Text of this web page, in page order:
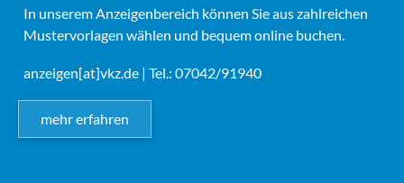
In unserem Anzeigenbereich können Sie aus zahlreichen
Mustervorlagen wählen und bequem online buchen.
anzeigen[at]vkz.de | Tel.: 07042/91940
mehr erfahren